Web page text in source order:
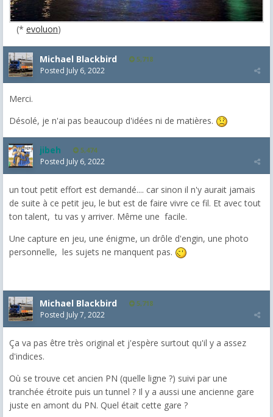
(* evoluon)
Michael Blackbird 5,718
Posted July 6, 2022
Merci.
Désolé, je n'ai pas beaucoup d'idées ni de matières.
jibeh 5,474
Posted July 6, 2022
un tout petit effort est demandé.... car sinon il n'y aurait jamais
de suite à ce petit jeu, le but est de faire vivre ce fil. Et avec tout
ton talent, tu vas y arriver. Même une facile.
Une capture en jeu, une énigme, un drôle d'engin, une photo
personnelle, les sujets ne manquent pas.
Michael Blackbird 5,718
Posted July 7, 2022
Ça va pas être très original et j'espère surtout qu'il y a assez
d'indices.
Où se trouve cet ancien PN (quelle ligne ?) suivi par une
tranchée étroite puis un tunnel ? Il y a aussi une ancienne gare
juste en amont du PN. Quel était cette gare ?